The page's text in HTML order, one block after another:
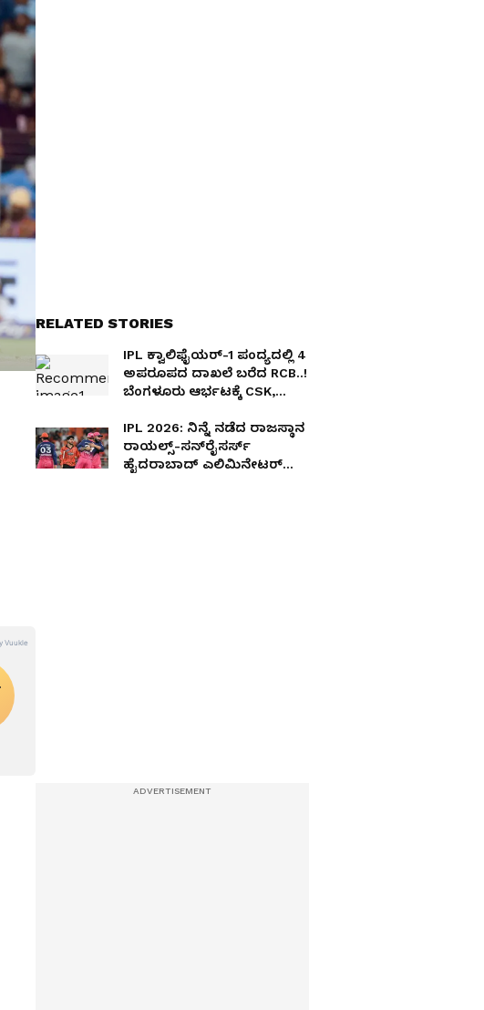
RELATED STORIES
IPL ಕ್ವಾಲಿಫೈಯರ್-1 ಪಂದ್ಯದಲ್ಲಿ 4
ಅಪರೂಪದ ದಾಖಲೆ ಬರೆದ RCB..!
ಬೆಂಗಳೂರು ಆರ್ಭಟಕ್ಕೆ CSK,
IPL 2026: ನಿನ್ನೆ ನಡೆದ ರಾಜಸ್ಥಾನ
ರಾಯಲ್ಸ್-ಸನ್‌ರೈಸರ್ಸ್
ಹೈದರಾಬಾದ್ ಎಲಿಮಿನೇಟರ್